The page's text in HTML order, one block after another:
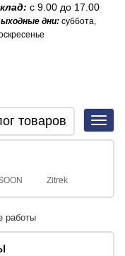
с 9.00 до 17.00
дни:суббота,
товаров
Zitrek
работы